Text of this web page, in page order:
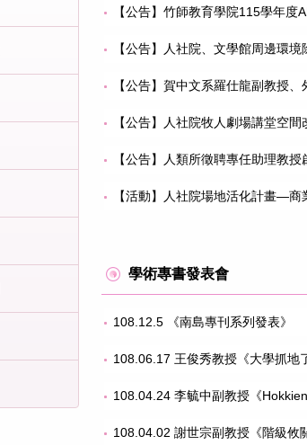
【公告】竹師教育學院115學年度
【公告】人社院、文學館周邊環
【公告】賀中文系羅仕龍副教授
【公告】人社院牧人劇場講堂空
【公告】人類所徵聘專任助理教
【活動】人社院場地活化計畫—
學術專書發表會
108.12.5 《南島專刊系列發表》
108.06.17 王俊秀教授《大學抓地
108.04.24 李毓中副教授《
108.04.02 謝世宗副教授《階級攸